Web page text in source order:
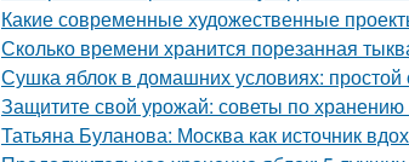
Какие современные художественные
Сколько времени хранится порезанная
Сушка яблок в домашних условиях: простой
Защитите свой урожай: советы по
Татьяна Буланова: Москва как источник